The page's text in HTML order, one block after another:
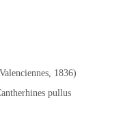
1836)
pullus